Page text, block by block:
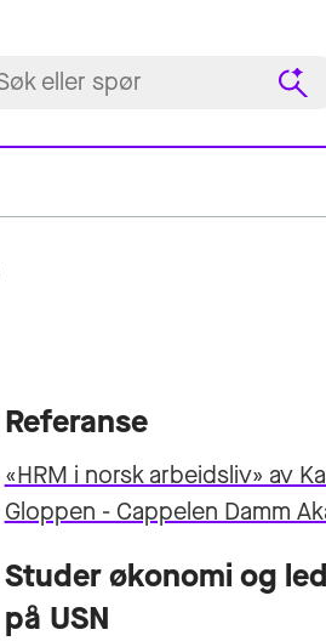
Referanse
«HRM i norsk arbeidsliv» av
Gloppen - Cappelen Damm
Studer økonomi og
på USN